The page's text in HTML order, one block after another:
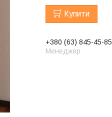
Купити
+380 (63) 845-45-85
Менеджер